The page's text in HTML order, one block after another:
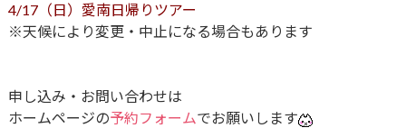
4/17（日）愛南日帰りツアー
※天候により変更・中止になる場合もあります
申し込み・お問い合わせは
ホームページの予約フォームでお願いします